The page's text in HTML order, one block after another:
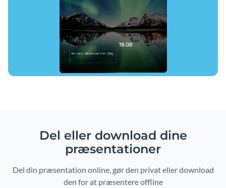
Del eller download dine
præsentationer
Del din præsentation online, gør den privat eller download
den for at præsentere offline